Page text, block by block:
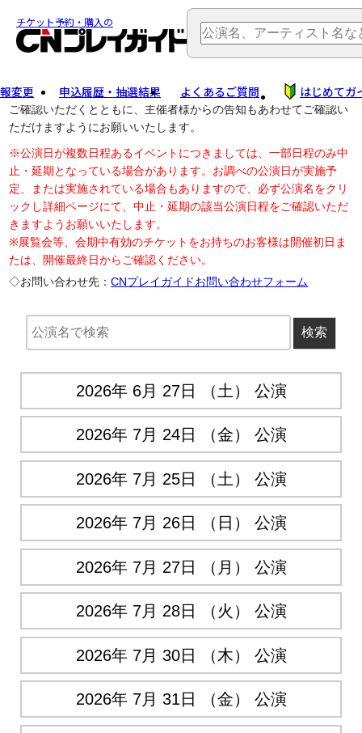
チケット予約・購入の
変更 申込履歴・抽選結果 よくあるご質問 はじめてガ
公演中止に伴う払戻し・延期等のご案内は、以下公演日リンクから
ご確認いただくとともに、主催者様からの告知もあわせてご確認い
ただけますようにお願いいたします。
※公演日が複数日程あるイベントにつきましては、一部日程のみ中
止・延期となっている場合があります。お調べの公演日が実施予
定、または実施されている場合もありますので、必ず公演名をクリ
ックし詳細ページにて、中止・延期の該当公演日程をご確認いただ
きますようお願いいたします。
※展覧会等、会期中有効のチケットをお持ちのお客様は開催初日ま
たは、開催最終日からご確認ください。
◇お問い合わせ先：CNプレイガイドお問い合わせフォーム
2026年 6月 27日 （土） 公演
2026年 7月 24日 （金） 公演
2026年 7月 25日 （土） 公演
2026年 7月 26日 （日） 公演
2026年 7月 27日 （月） 公演
2026年 7月 28日 （火） 公演
2026年 7月 30日 （木） 公演
2026年 7月 31日 （金） 公演